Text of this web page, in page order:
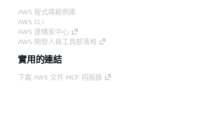
AWS 程式碼範例庫
AWS CLI
AWS 建構家中心
AWS 開發人員工具部落格
實用的連結
下載 AWS 文件 MCP 伺服器